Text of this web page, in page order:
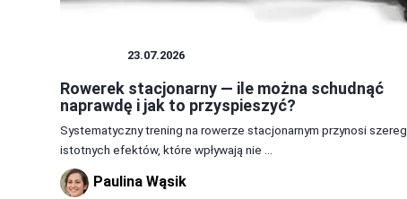
23.07.2026
Rowerek stacjonarny — ile można schudnąć
naprawdę i jak to przyspieszyć?
Systematyczny trening na rowerze stacjonarnym przynosi szereg
istotnych efektów, które wpływają nie ...
Paulina Wąsik